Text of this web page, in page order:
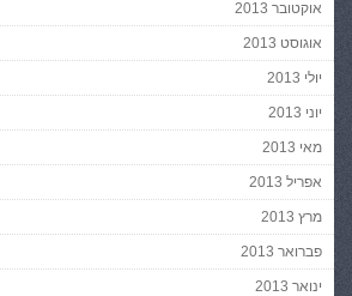
אוקטובר 2013
אוגוסט 2013
יולי 2013
יוני 2013
מאי 2013
אפריל 2013
מרץ 2013
פברואר 2013
ינואר 2013